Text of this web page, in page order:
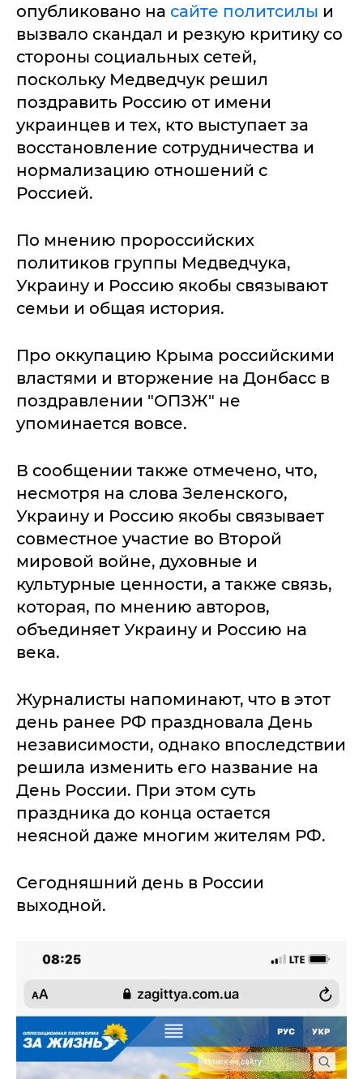
опубликовано на сайте политсилы и
вызвало скандал и резкую критику со
стороны социальных сетей,
поскольку Медведчук решил
поздравить Россию от имени
украинцев и тех, кто выступает за
восстановление сотрудничества и
нормализацию отношений с
Россией.
По мнению пророссийских
политиков группы Медведчука,
Украину и Россию якобы связывают
семьи и общая история.
Про оккупацию Крыма российскими
властями и вторжение на Донбасс в
поздравлении "ОПЗЖ" не
упоминается вовсе.
В сообщении также отмечено, что,
несмотря на слова Зеленского,
Украину и Россию якобы связывает
совместное участие во Второй
мировой войне, духовные и
культурные ценности, а также связь,
которая, по мнению авторов,
объединяет Украину и Россию на
века.
Журналисты напоминают, что в этот
день ранее РФ праздновала День
независимости, однако впоследствии
решила изменить его название на
День России. При этом суть
праздника до конца остается
неясной даже многим жителям РФ.
Сегодняшний день в России
выходной.